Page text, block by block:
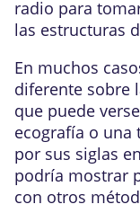
radio para
las estructuras
En muchos
diferente sobre
que puede
ecografía o una
por sus siglas
podría mostrar
con otros